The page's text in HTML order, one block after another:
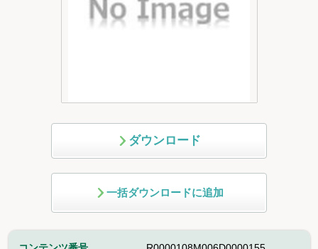
Foreign Laguage
ダウンロード
一括ダウンロードに追加